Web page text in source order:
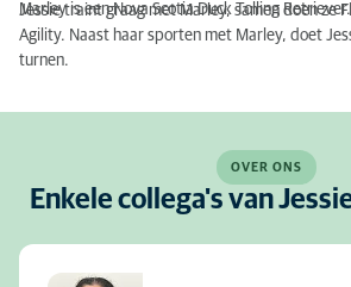
Marley is een Nova Scotia Duck Tolling Retriever.
Jessie traint graag met Marley, samen doen ze
Agility. Naast haar sporten met Marley, doet
turnen.
OVER ONS
Enkele collega's van